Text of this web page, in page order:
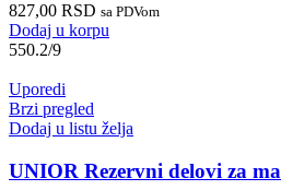
827,00 RSD sa PDVom
Dodaj u korpu
550.2/9
Uporedi
Brzi pregled
Dodaj u listu želja
UNIOR Rezervni delovi za